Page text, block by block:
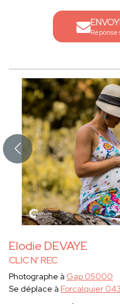
Réponse
Elodie DEVAYE
CLIC N' REC
Photographe à Gap 05000
Se déplace à Forcalquier